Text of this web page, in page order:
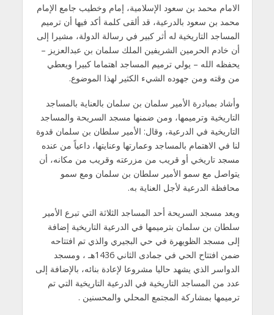
الامام محمد بن سعود الإسلامية، إمام وخطيب جامع الإمام
محمد بن سعود بالدرعية، قد ألقى كلمة أكد فيها أن ترميم
المساجد التاريخية له أثر كبير في رسالة الدولة، مشيرا إلى
أن خادم الحرمين الشريفين الملك سلمان بن عبدالعزيز –
يحفظه الله – يولي ترميم المساجد اهتماما كبيرا ويعطي
من وقته ومن جهوده الشيء الكثير لهذا الموضوع.
وأشاد بمبادرة الأمير سلمان بن سلمان بالعناية بالمساجد
التاريخية وترميمها، ومن ضمنها مسجد السريحة والمساجد
التاريخية في الدرعية، وقال: الأمير سلطان بن سلمان قدوة
لنا في الاهتمام بالمساجد وعمارتها وعنايتها، داعياً من عنده
مسجد تاريخي أو قريب من مزرعته وقريب من مكانه، أن
يتواصل مع سمو الأمير سلطان بن سلمان ومع سمو
محافظة الدرعية لأجل العناية به.
ويعد مسجد السريحة أحد المساجد الثلاثة التي تبرع الأمير
سلطان بن سلمان بترميمها في الدرعية التاريخية إضافة
إلى مسجد الظويهرة في حي البجيري والذي تم افتتاحه
ضمن افتتاح الحي في جمادى الثاني 1436هـ ، ومسجد
الدواسر الذي يشهد حاليا مشروعا لإعادة بنائه، بالإضافة إلى
عدد من المساجد التاريخية في الدرعية التاريخية التي تم
ترميمها بمشاركة المجتمع المحلي والمحسنين .